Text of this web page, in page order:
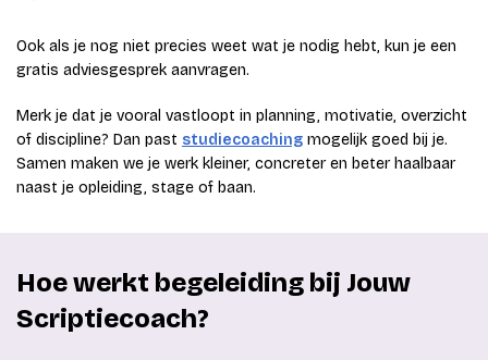
Ook als je nog niet precies weet wat je nodig hebt, kun je een
gratis adviesgesprek aanvragen.
Merk je dat je vooral vastloopt in planning, motivatie, overzicht
of discipline? Dan past studiecoaching mogelijk goed bij je.
Samen maken we je werk kleiner, concreter en beter haalbaar
naast je opleiding, stage of baan.
Hoe werkt begeleiding bij Jouw
Scriptiecoach?